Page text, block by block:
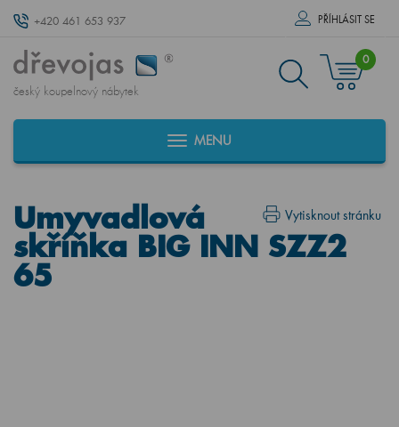
+420 461 653 937 PŘÍHLÁSIT SE
český koupelnový nábytek
0
MENU
Vytisknout stránku
Umyvadlová
skříňka BIG INN SZZ2
65